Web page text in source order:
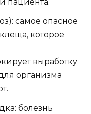
самое опасное
которое
выработку
организма
болезнь